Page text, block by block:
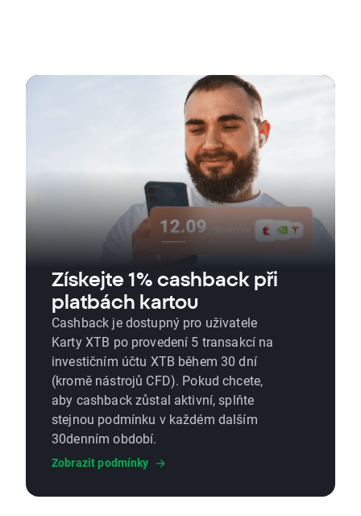
Získejte 1% cashback při
platbách kartou
Cashback je dostupný pro uživatele
Karty XTB po provedení 5 transakcí na
investičním účtu XTB během 30 dní
(kromě nástrojů CFD). Pokud chcete,
aby cashback zůstal aktivní, splňte
stejnou podmínku v každém dalším
30denním období.
Zobrazit podmínky